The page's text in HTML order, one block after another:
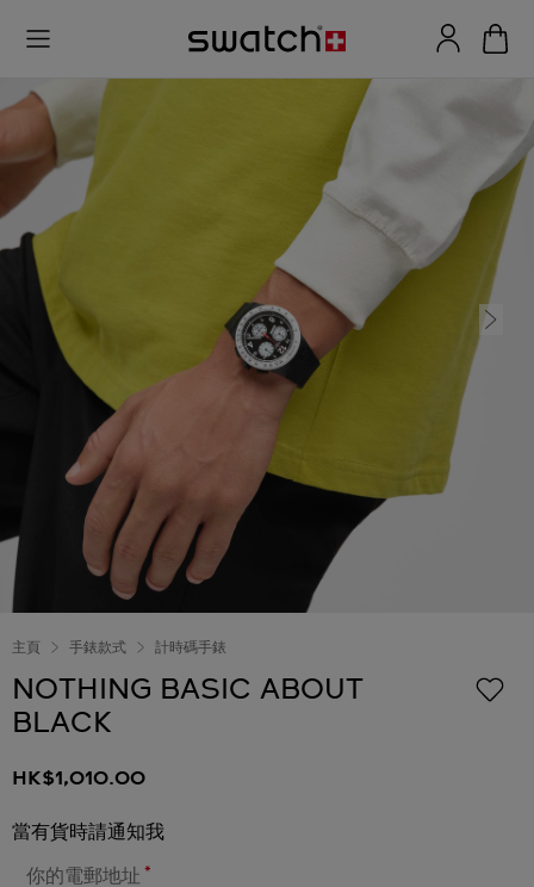
主頁 手錶款式 計時碼手錶
NOTHING BASIC ABOUT
BLACK
HK$1,010.00
當有貨時請通知我
你的電郵地址 *